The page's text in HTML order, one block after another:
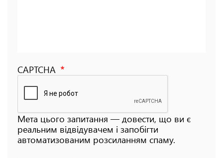
CAPTCHA
Мета цього запитання — довести, що ви є
реальним відвідувачем і запобігти
автоматизованим розсиланням спаму.